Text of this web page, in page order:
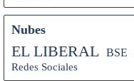
Nubes
EL LIBERAL BSE
Redes Sociales